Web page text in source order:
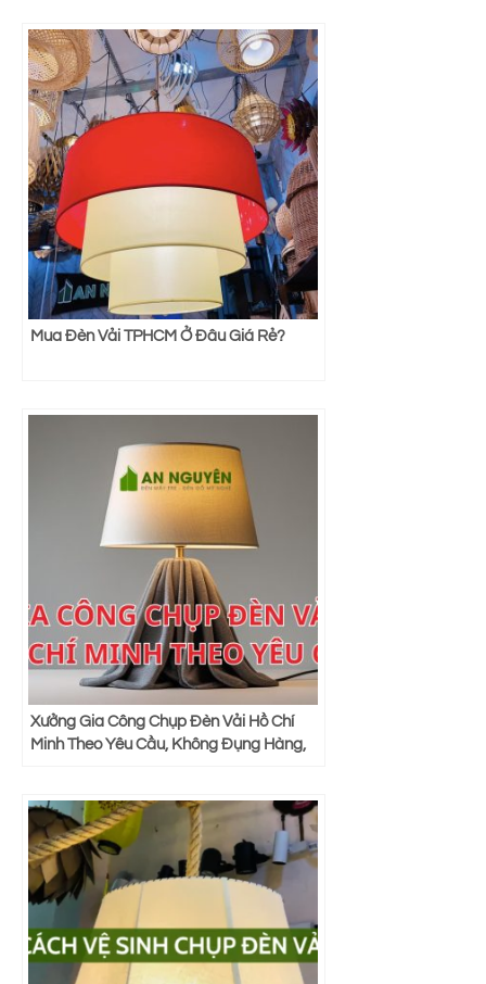
Mua Đèn Vải TPHCM Ở Đâu Giá Rẻ?
Xưởng Gia Công Chụp Đèn Vải Hồ Chí
Minh Theo Yêu Cầu, Không Đụng Hàng,